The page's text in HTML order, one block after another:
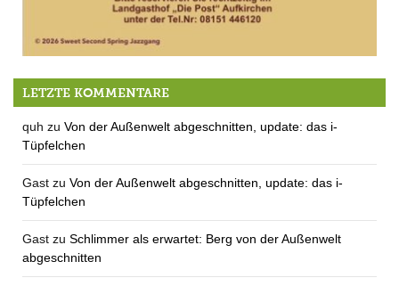
30.5.: Sweet Second Spring Jazzgang in der Post
LETZTE KOMMENTARE
quh zu Von der Außenwelt abgeschnitten, update: das i-
Tüpfelchen
Gast zu Von der Außenwelt abgeschnitten, update: das i-
Tüpfelchen
Gast zu Schlimmer als erwartet: Berg von der Außenwelt
abgeschnitten